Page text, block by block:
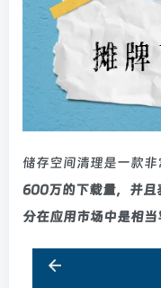
储存空间清理是一款非
600万的下载量，并
分在应用市场中是相当